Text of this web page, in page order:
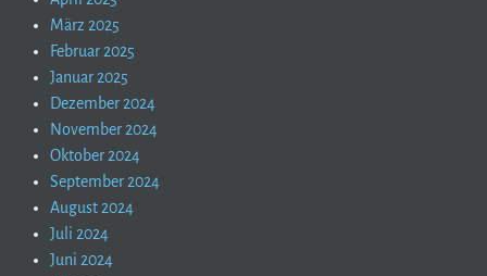
März 2025
Februar 2025
Januar 2025
Dezember 2024
November 2024
Oktober 2024
September 2024
August 2024
Juli 2024
Juni 2024